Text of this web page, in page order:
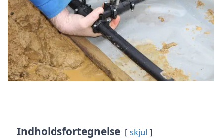
Indholdsfortegnelse skjul